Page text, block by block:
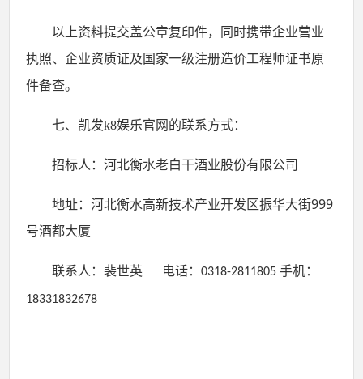
以上资料提交盖公章复印件，同时携带企业营业
执照、企业资质证及国家一级注册造价工程师证书原
件备查。
七、凯发k8娱乐官网的联系方式：
招标人：河北衡水老白干酒业股份有限公司
地址：河北衡水高新技术产业开发区振华大街999
号酒都大厦
联系人：裴世英 电话：0318-2811805手机：
18331832678